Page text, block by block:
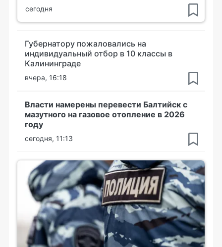
сегодня
Губернатору пожаловались на
индивидуальный отбор в 10 классы в
Калининграде
вчера, 16:18
Власти намерены перевести Балтийск с
мазутного на газовое отопление в 2026
году
сегодня, 11:13